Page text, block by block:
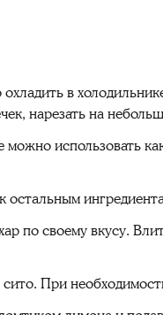
в
нарезать на
использовать
остальным
по своему вкусу.
При